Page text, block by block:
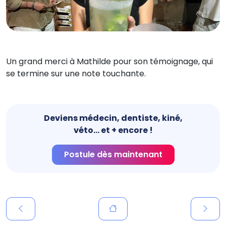
Un grand merci à Mathilde pour son témoignage, qui
se termine sur une note touchante.
Deviens médecin, dentiste, kiné,
véto... et + encore !
Postule dès maintenant